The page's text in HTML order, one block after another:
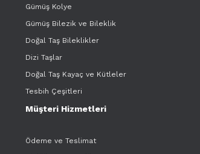
Gümüş Kolye
Gümüş Bilezik ve Bileklik
Doğal Taş Bileklikler
Dizi Taşlar
Doğal Taş Kayaç ve Kütleler
Tesbih Çeşitleri
Müşteri Hizmetleri
Ödeme ve Teslimat